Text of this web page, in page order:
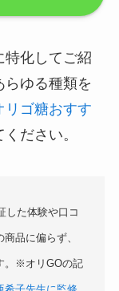
化してご紹
ゆる種類を
リゴ糖おすす
ださい。
した体験や口コ
品に偏らず、
。※オリGOの記